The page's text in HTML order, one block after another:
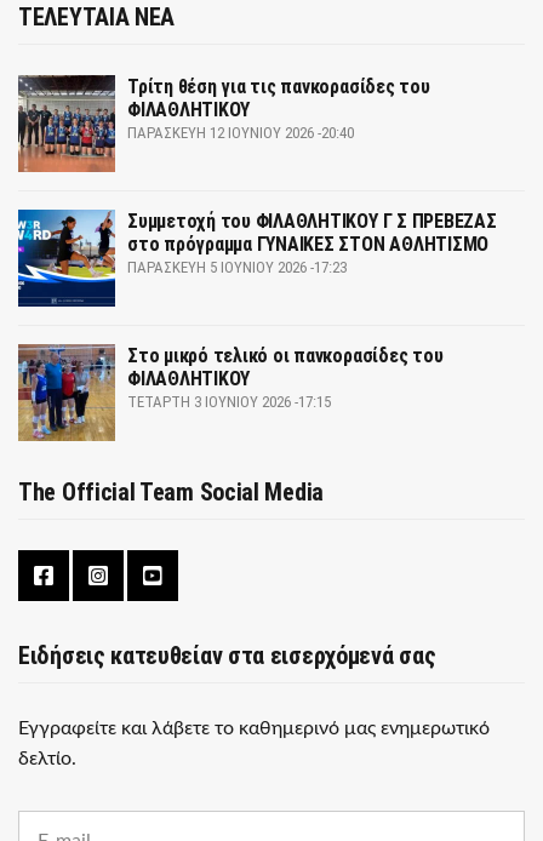
ΤΕΛΕΥΤΑΙΑ ΝΕΑ
Τρίτη θέση για τις πανκορασίδες του
ΦΙΛΑΘΛΗΤΙΚΟΥ
ΠΑΡΑΣΚΕΥΉ 12 ΙΟΥΝΊΟΥ 2026 -20:40
Συμμετοχή του ΦΙΛΑΘΛΗΤΙΚΟΥ Γ Σ ΠΡΕΒΕΖΑΣ
στο πρόγραμμα ΓΥΝΑΙΚΕΣ ΣΤΟΝ ΑΘΛΗΤΙΣΜΟ
ΠΑΡΑΣΚΕΥΉ 5 ΙΟΥΝΊΟΥ 2026 -17:23
Στο μικρό τελικό οι πανκορασίδες του
ΦΙΛΑΘΛΗΤΙΚΟΥ
ΤΕΤΆΡΤΗ 3 ΙΟΥΝΊΟΥ 2026 -17:15
The Official Team Social Media
Ειδήσεις κατευθείαν στα εισερχόμενά σας
Εγγραφείτε και λάβετε το καθημερινό μας ενημερωτικό
δελτίο.